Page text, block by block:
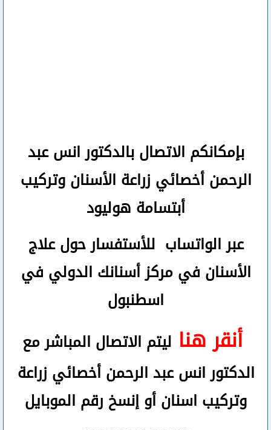
بإمكانكم الاتصال بالدكتور انس عبد
الرحمنأخصائي زراعة الأسنان وتركيب
أبتسامة هوليود
عبر الواتساب للأستفسار حول علاج
الأسنان في مركز أسنانك الدولي في
اسطنبول
أنقر هنا ليتم الاتصال المباشر مع
الدكتور انس عبد الرحمن أخصائي زراعة
وتركيب اسنانأوإنسخ رقم الموبايل